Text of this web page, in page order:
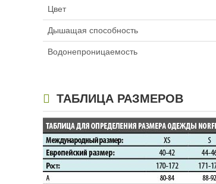
Цвет
Дышащая способность
Водонепроницаемость
ТАБЛИЦА РАЗМЕРОВ